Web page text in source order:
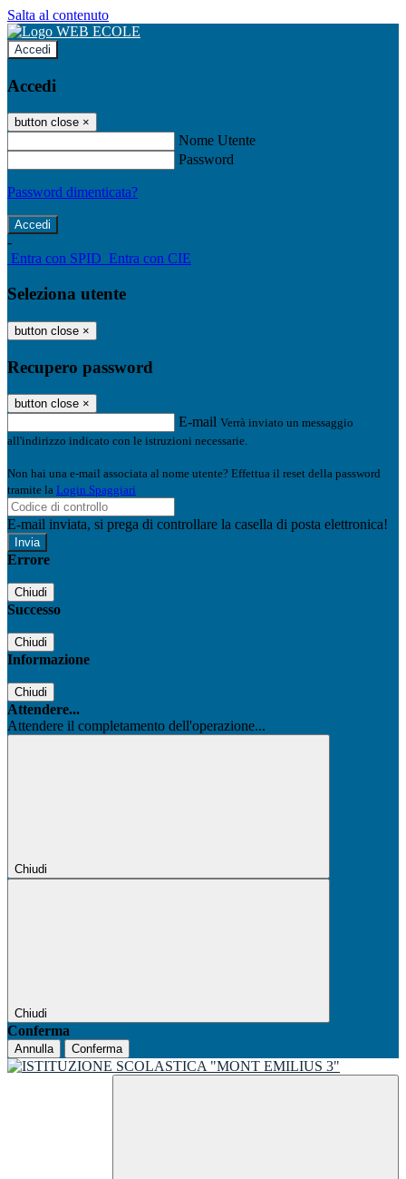
Salta al contenuto
Accedi
Accedi
button close ×
Nome Utente
Password
Password dimenticata?
-
Entra con SPID Entra con CIE
Seleziona utente
button close ×
Recupero password
button close ×
E-mail Verrà inviato un messaggio
all'indirizzo indicato con le istruzioni necessarie.
Non hai una e-mail associata al nome utente? Effettua il reset della password
tramite la Login Spaggiari
E-mail inviata, si prega di controllare la casella di posta elettronica!
Errore
Chiudi
Successo
Chiudi
Informazione
Chiudi
Attendere...
Attendere il completamento dell'operazione...
Chiudi
Chiudi
Conferma
Annulla Conferma